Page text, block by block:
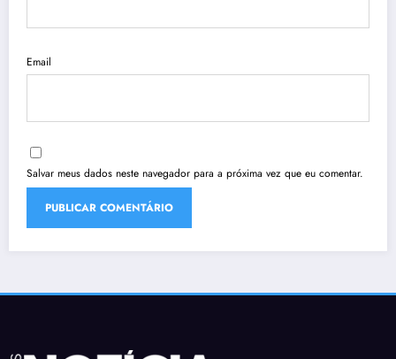
Email
Salvar meus dados neste navegador para a próxima vez que eu comentar.